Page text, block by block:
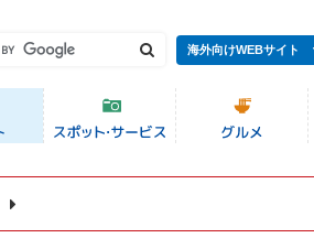
海外向けWEBサイト